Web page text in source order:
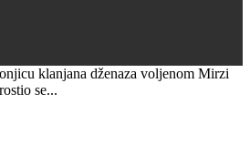
klanjana dženaza voljenom Mirzi
se...